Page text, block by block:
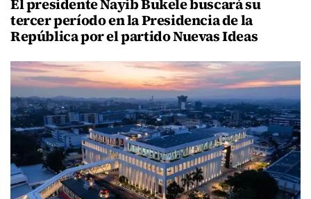
El presidente Nayib Bukele buscará su
tercer período en la Presidencia de la
República por el partido Nuevas Ideas